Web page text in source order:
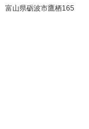
富山県砺波市鷹栖165